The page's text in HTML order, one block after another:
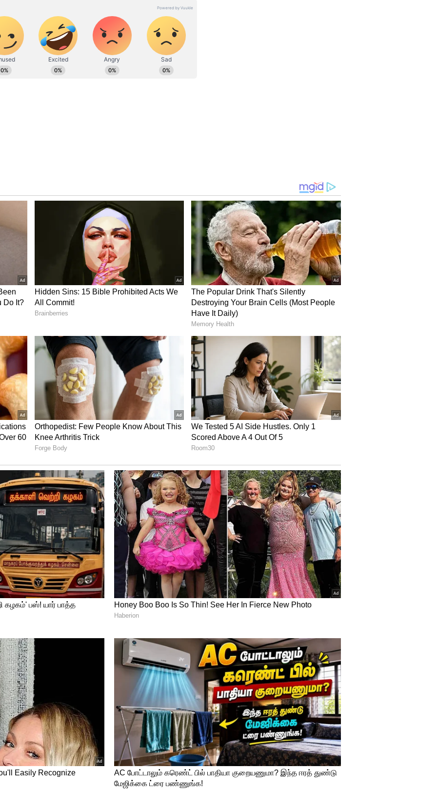
30-ன் படத்தின் மூலம் திரைத்துறைக்கு
17 வது வயதில் உப்பன்னா எனும் படத்தில்
கொடுத்தது. வணிக ரீதியில் நல்ல
வசூலாக பெற்று வெற்றி பெற்றது.
ஷாம் சிங்கராய் எனும் படத்தில் இவர்
சமீபத்தில் வெளியான வாரியர் படத்தில்